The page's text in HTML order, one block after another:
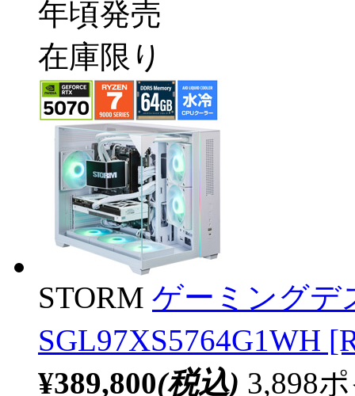
年頃発売
在庫限り
STORM ゲーミングデ
SGL97XS5764G1WH
¥389,800(税込) 3,898